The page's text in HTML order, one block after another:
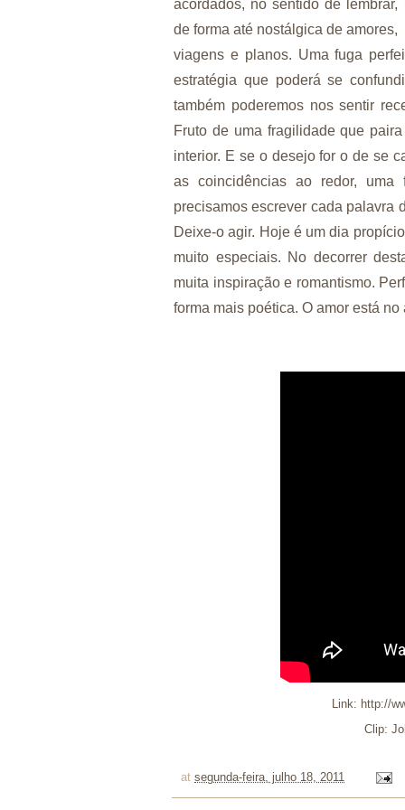
acordados, no sentido de lembrar,
de forma até nostálgica de amores,
viagens e planos. Uma fuga
estratégia que poderá se
também poderemos nos sentir
Fruto de uma fragilidade que
interior. E se o desejo for o de se
as coincidências ao redor, uma
precisamos escrever cada palavra
Deixe-o agir. Hoje é um dia
muito especiais. No decorrer
muita inspiração e romantismo.
forma mais poética. O amor está no
Link: http://
Clip:
at segunda-feira, julho 18, 2011